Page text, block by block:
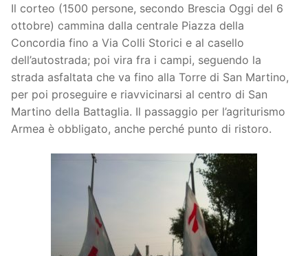
Il corteo (1500 persone, secondo Brescia Oggi del 6
ottobre) cammina dalla centrale Piazza della
Concordia fino a Via Colli Storici e al casello
dell’autostrada; poi vira fra i campi, seguendo la
strada asfaltata che va fino alla Torre di San Martino,
per poi proseguire e riavvicinarsi al centro di San
Martino della Battaglia. Il passaggio per l’agriturismo
Armea è obbligato, anche perché punto di ristoro.